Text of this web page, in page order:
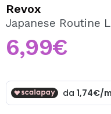
Creando un account su
acquisti velocemente,
consultare le tue
Revox
Japanese Routine
6,99€